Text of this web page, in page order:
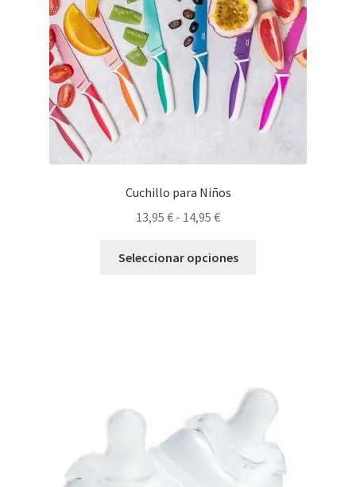
Cuchillo para Niños
13,95 € - 14,95 €Rango
precios:
Seleccionar opciones
se
la